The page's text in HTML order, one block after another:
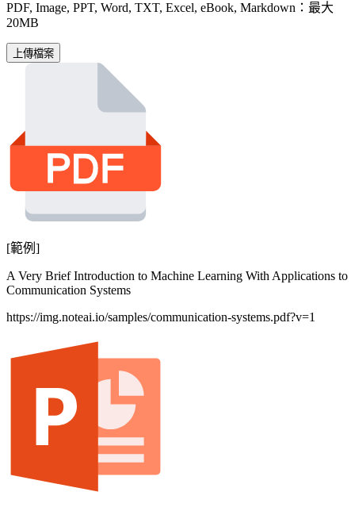
PDF, Image, PPT, Word, TXT, Excel, eBook, Markdown：最大
20MB
上傳檔案
[範例]
A Very Brief Introduction to Machine Learning With Applications to
Communication Systems
https://img.noteai.io/samples/communication-systems.pdf?v=1